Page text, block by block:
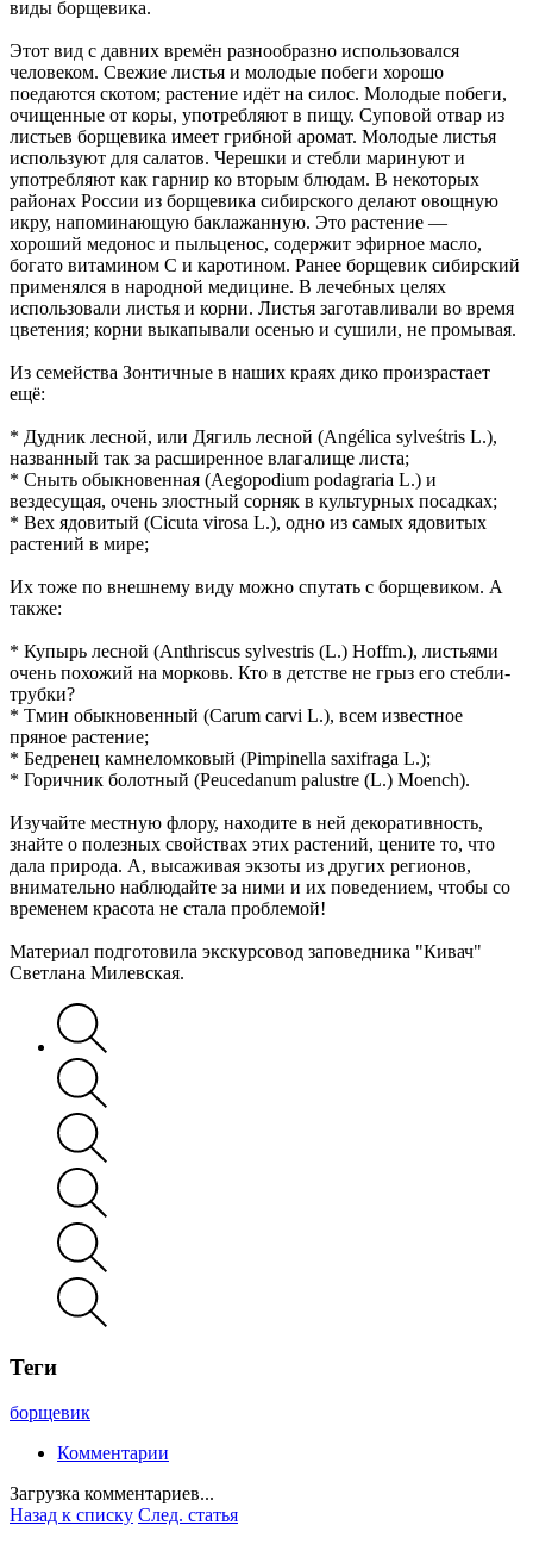
виды борщевика.
Этот вид с давних времён разнообразно использовался
человеком. Свежие листья и молодые побеги хорошо
поедаются скотом; растение идёт на силос. Молодые побеги,
очищенные от коры, употребляют в пищу. Суповой отвар из
листьев борщевика имеет грибной аромат. Молодые листья
используют для салатов. Черешки и стебли маринуют и
употребляют как гарнир ко вторым блюдам. В некоторых
районах России из борщевика сибирского делают овощную
икру, напоминающую баклажанную. Это растение —
хороший медонос и пыльценос, содержит эфирное масло,
богато витамином C и каротином. Ранее борщевик сибирский
применялся в народной медицине. В лечебных целях
использовали листья и корни. Листья заготавливали во время
цветения; корни выкапывали осенью и сушили, не промывая.
Из семейства Зонтичные в наших краях дико произрастает
ещё:
* Дудник лесной, или Дягиль лесной (Angélica sylveśtris L.),
названный так за расширенное влагалище листа;
* Сныть обыкновенная (Aegopodium podagraria L.) и
вездесущая, очень злостный сорняк в культурных посадках;
* Вех ядовитый (Cicuta virosa L.), одно из самых ядовитых
растений в мире;
Их тоже по внешнему виду можно спутать с борщевиком. А
также:
* Купырь лесной (Anthriscus sylvestris (L.) Hoffm.), листьями
очень похожий на морковь. Кто в детстве не грыз его стебли-
трубки?
* Тмин обыкновенный (Carum carvi L.), всем известное
пряное растение;
* Бедренец камнеломковый (Pimpinella saxifraga L.);
* Горичник болотный (Peucedanum palustre (L.) Moench).
Изучайте местную флору, находите в ней декоративность,
знайте о полезных свойствах этих растений, цените то, что
дала природа. А, высаживая экзоты из других регионов,
внимательно наблюдайте за ними и их поведением, чтобы со
временем красота не стала проблемой!
Материал подготовила экскурсовод заповедника "Кивач"
Светлана Милевская.
Теги
борщевик
Комментарии
Загрузка комментариев...
Назад к списку След. статья